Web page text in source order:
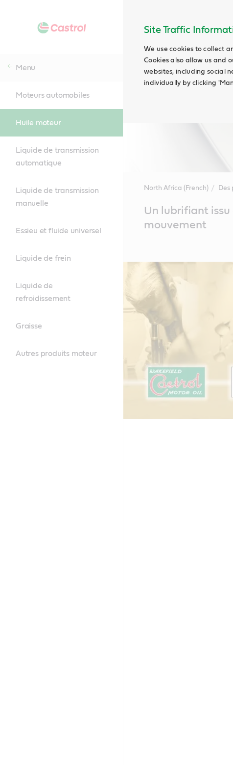
Site Traffic
We use cookies to collect
Cookies also allow us and
websites, including social
individually by clicking
Menu
Moteurs automobiles
Huile moteur
Liquide de transmission
automatique
Liquide de transmission
manuelle
Essieu et fluide universel
Liquide de frein
Liquide de
refroidissement
Graisse
Autres produits moteur
North Africa (French) Des
ContentUn lubrifiant
mouvement